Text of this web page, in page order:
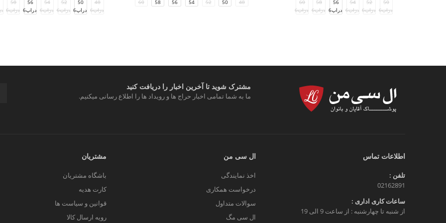
50
دراپ6
52
دراپ6
54
دراپ6
56
دراپ6
58
دراپ6
60
دراپ6
48
50
52
54
56
58
60
48
دراپ6
50
دراپ6
52
دراپ6
54
دراپ6
56
دراپ6
58
دراپ6
مشترک شوید تا آخرین اخبار را دریافت کنید
ما به شما تمامی اخبار حراج ها و رویداد ها را اطلاع رسانی میکنیم.
اطلاعات تماس
تلفن :
02162891
ساعات کاری اداری :
از شنبه تا چهارشنبه : از ساعت 9 الی 19
ال سی من
اخذ نمایندگی
درخواست همکاری
سوالات متداول
ال سی مگ
مشتریان
باشگاه مشتریان
کارت هدیه
قوانین و سیاست ها
رویه ارسال کالا